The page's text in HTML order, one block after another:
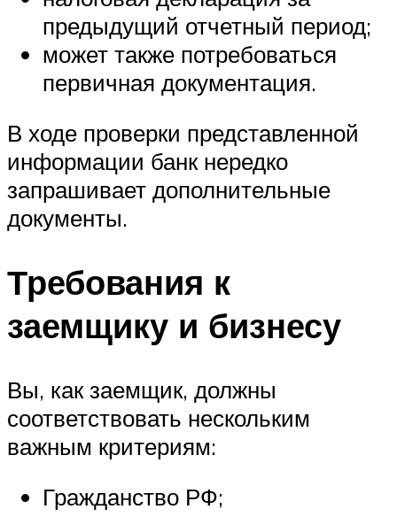
предыдущий отчетный период;
может также потребоваться
первичная документация.
В ходе проверки представленной
информации банк нередко
запрашивает дополнительные
документы.
Требования к
заемщику и бизнесу
Вы, как заемщик, должны
соответствовать нескольким
важным критериям:
Гражданство РФ;